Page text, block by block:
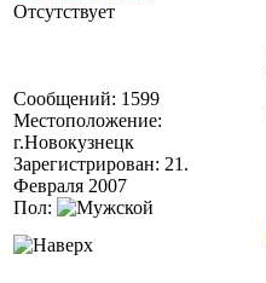
Отсутствует
Сообщений: 1599
Местоположение:
г.Новокузнецк
Зарегистрирован: 21.
Февраля 2007
Пол: